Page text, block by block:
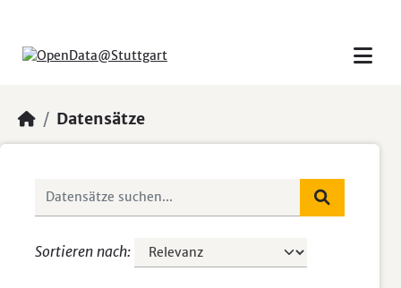
Datensätze
Sortieren nach